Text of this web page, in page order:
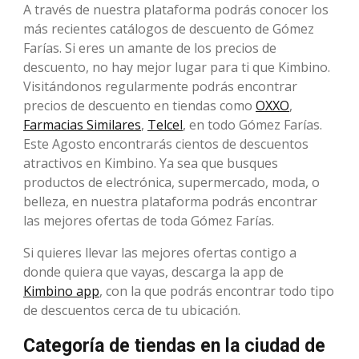
A través de nuestra plataforma podrás conocer los
más recientes catálogos de descuento de Gómez
Farías. Si eres un amante de los precios de
descuento, no hay mejor lugar para ti que Kimbino.
Visitándonos regularmente podrás encontrar
precios de descuento en tiendas como OXXO,
Farmacias Similares, Telcel, en todo Gómez Farías.
Este Agosto encontrarás cientos de descuentos
atractivos en Kimbino. Ya sea que busques
productos de electrónica, supermercado, moda, o
belleza, en nuestra plataforma podrás encontrar
las mejores ofertas de toda Gómez Farías.
Si quieres llevar las mejores ofertas contigo a
donde quiera que vayas, descarga la app de
Kimbino app, con la que podrás encontrar todo tipo
de descuentos cerca de tu ubicación.
Categoría de tiendas en la ciudad de